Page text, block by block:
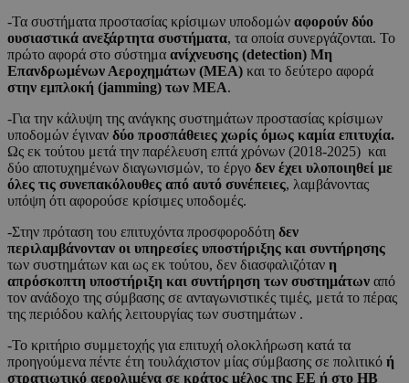
-Τα συστήματα προστασίας κρίσιμων υποδομών αφορούν δύο
ουσιαστικά ανεξάρτητα συστήματα, τα οποία συνεργάζονται. Το
πρώτο αφορά στο σύστημα ανίχνευσης (detection) Μη
Επανδρωμένων Αεροχημάτων (ΜΕΑ) και το δεύτερο αφορά
στην εμπλοκή (jamming) των ΜΕΑ.
-Για την κάλυψη της ανάγκης συστημάτων προστασίας κρίσιμων
υποδομών έγιναν δύο προσπάθειες χωρίς όμως καμία επιτυχία.
Ως εκ τούτου μετά την παρέλευση επτά χρόνων (2018-2025) και
δύο αποτυχημένων διαγωνισμών, το έργο δεν έχει υλοποιηθεί με
όλες τις συνεπακόλουθες από αυτό συνέπειες, λαμβάνοντας
υπόψη ότι αφορούσε κρίσιμες υποδομές.
-Στην πρόταση του επιτυχόντα προσφοροδότη δεν
περιλαμβάνονταν οι υπηρεσίες υποστήριξης και συντήρησης
των συστημάτων και ως εκ τούτου, δεν διασφαλιζόταν η
απρόσκοπτη υποστήριξη και συντήρηση των συστημάτων από
τον ανάδοχο της σύμβασης σε ανταγωνιστικές τιμές, μετά το πέρας
της περιόδου καλής λειτουργίας των συστημάτων .
-Το κριτήριο συμμετοχής για επιτυχή ολοκλήρωση κατά τα
προηγούμενα πέντε έτη τουλάχιστον μίας σύμβασης σε πολιτικό ή
στρατιωτικό αερολιμένα σε κράτος μέλος της ΕΕ ή στο ΗΒ